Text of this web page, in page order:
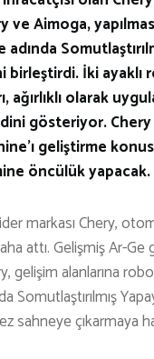
ve Aimoga,
İki
ağırlıklı olarak
gösteriyor. Chery
geliştirme
öncülük yapacak.
markası Chery,
attı. Gelişmiş Ar-
gelişim alanlarına
Somutlaştırılmış
sahneye çıkarmaya